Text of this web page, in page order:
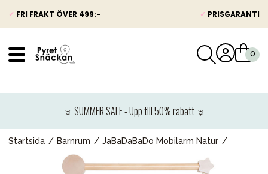
✓ FRI FRAKT ÖVER 499:- ✓ PRISGARANTI
☼ SUMMER SALE - Upp till 50% rabatt ☼
Startsida Barnrum JaBaDaBaDo Mobilarm Natur
Barnvagnar
Bilbarnstolar
Babypaket